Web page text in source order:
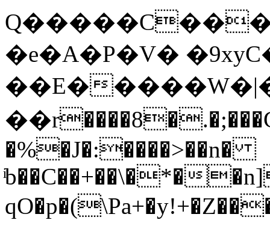
�e�A�P�V�
��E�
�%�J�:����>��n�
ͥb��C��+��\�*�